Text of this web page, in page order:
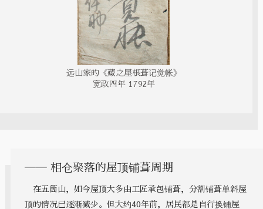
远山家的《藏之屋根葺记觉帐》
宽政四年 1792年
―― 相仓聚落的屋顶铺葺周期
在五箇山，如今屋顶大多由工匠承包铺葺，分割铺葺单斜屋
顶的情况已逐渐减少。但大约40年前，居民都是自行换铺屋